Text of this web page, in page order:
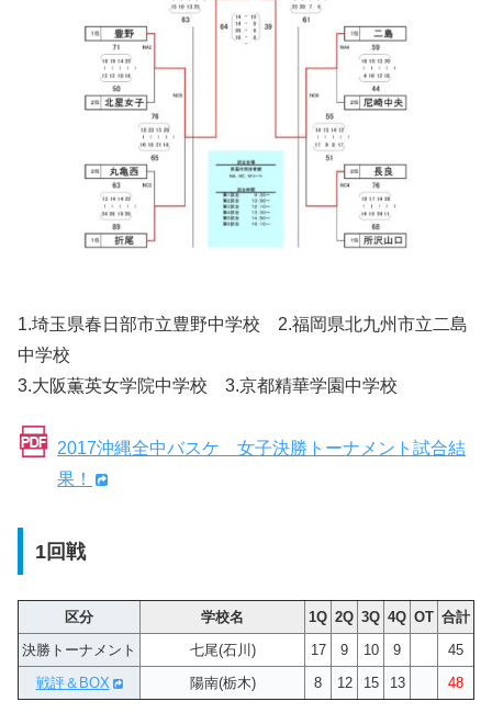
1.埼玉県春日部市立豊野中学校 2.福岡県北九州市立二島
中学校
3.大阪薫英女学院中学校 3.京都精華学園中学校
2017沖縄全中バスケ 女子決勝トーナメント試合結
果！
1回戦
区分 学校名 1Q 2Q 3Q 4Q OT 合計
決勝トーナメント
七尾(石川) 17 9 10 9
45
戦評＆BOX
陽南(栃木) 8 12 15 13 48